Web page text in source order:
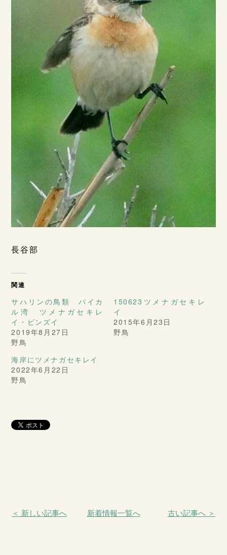
長谷部
関連
サハリンの鳥類 バイカ
ル湾 ツメナガセキレ
イ・ビンズイ
2019年8月27日
野鳥
150623ツメナガセキレ
イ
2015年6月23日
野鳥
海岸にツメナガセキレイ
2022年6月22日
野鳥
＜ 新しい記事へ 新着情報一覧へ 古い記事へ ＞